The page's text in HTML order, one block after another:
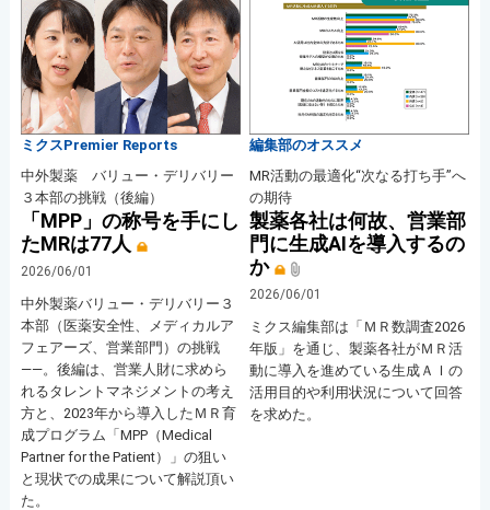
ミクスPremier Reports
中外製薬 バリュー・デリバリー
３本部の挑戦（後編）
「MPP」の称号を手にし
たMRは77人
2026/06/01
中外製薬バリュー・デリバリー３
本部（医薬安全性、メディカルア
フェアーズ、営業部門）の挑戦
――。後編は、営業人財に求めら
れるタレントマネジメントの考え
方と、2023年から導入したＭＲ育
成プログラム「MPP（Medical
Partner for the Patient）」の狙い
と現状での成果について解説頂い
た。
編集部のオススメ
MR活動の最適化“次なる打ち手”へ
の期待
製薬各社は何故、営業部
門に生成AIを導入するの
か
2026/06/01
ミクス編集部は「ＭＲ数調査2026
年版」を通じ、製薬各社がＭＲ活
動に導入を進めている生成ＡＩの
活用目的や利用状況について回答
を求めた。